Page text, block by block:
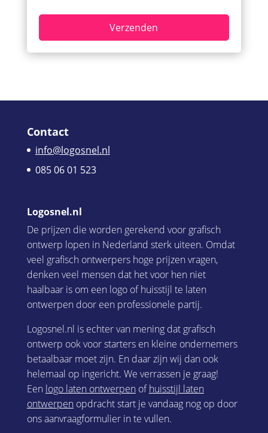
Contact
info@logosnel.nl
085 06 01 523
Logosnel.nl
De prijzen die worden gerekend voor grafisch
ontwerp lopen in Nederland sterk uiteen. Omdat
veel grafisch ontwerpers hoge prijzen vragen,
denken veel mensen dat het voor hen niet
haalbaar is om een logo of huisstijl te laten
ontwerpen door een professionele partij.
Logosnel.nl is echter van mening dat grafisch
ontwerp ook voor starters en kleine ondernemers
betaalbaar moet zijn. En daar zijn wij dan ook
helemaal op ingericht. We verrassen je graag!
Een logo laten ontwerpenofhuisstijl laten
ontwerpenopdracht start je vandaag nog op door
ons aanvraagformulier in te vullen.